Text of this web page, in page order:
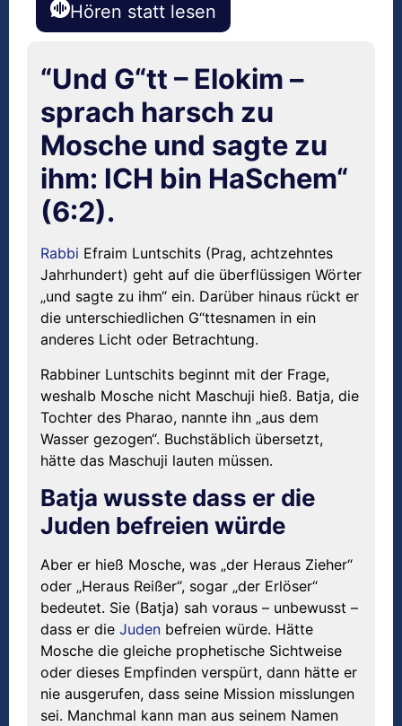
Hören statt lesen
“Und G“tt – Elokim –
sprach harsch zu
Mosche und sagte zu
ihm: ICH bin HaSchem“
(6:2).
Rabbi Efraim Luntschits (Prag, achtzehntes
Jahrhundert) geht auf die überflüssigen Wörter
„und sagte zu ihm“ ein. Darüber hinaus rückt er
die unterschiedlichen G“ttesnamen in ein
anderes Licht oder Betrachtung.
Rabbiner Luntschits beginnt mit der Frage,
weshalb Mosche nicht Maschuji hieß. Batja, die
Tochter des Pharao, nannte ihn „aus dem
Wasser gezogen“. Buchstäblich übersetzt,
hätte das Maschuji lauten müssen.
Batja wusste dass er die
Juden befreien würde
Aber er hieß Mosche, was „der Heraus Zieher“
oder „Heraus Reißer“, sogar „der Erlöser“
bedeutet. Sie (Batja) sah voraus – unbewusst –
dass er die Juden befreien würde. Hätte
Mosche die gleiche prophetische Sichtweise
oder dieses Empfinden verspürt, dann hätte er
nie ausgerufen, dass seine Mission misslungen
sei. Manchmal kann man aus seinem Namen